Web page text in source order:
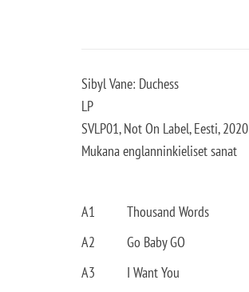
Sibyl Vane: Duchess
LP
SVLP01, Not On Label, Eesti, 2020
Mukana englanninkieliset sanat
A1
Thousand Words
A2
Go Baby GO
A3
I Want You